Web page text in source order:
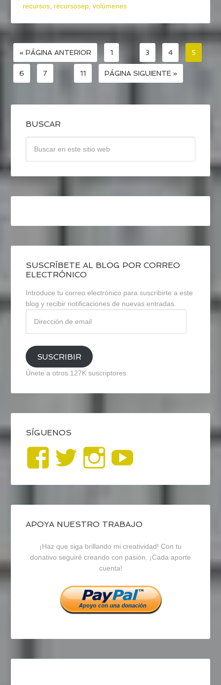
recursos, recursosep,volúmenes
« PÁGINA ANTERIOR 1 3 4 5
6 7 … 11 PÁGINA SIGUIENTE »
BUSCAR
SUSCRÍBETE AL BLOG POR CORREO
ELECTRÓNICO
Introduce tu correo electrónico para suscribirte a este
blog y recibir notificaciones de nuevas entradas.
email
SUSCRIBIR
Únete a otros 127K suscriptores
SÍGUENOS
Ver
perfil
de
blogrecursosep
en
Facebook
Ver
perfil
de
recursosep
en
Twitter
Ver
perfil
de
recursosep
en
Instagram
APOYA NUESTRO TRABAJO
¡Haz que siga brillando mi creatividad! Con tu
donativo seguiré creando con pasión. ¡Cada aporte
cuenta!